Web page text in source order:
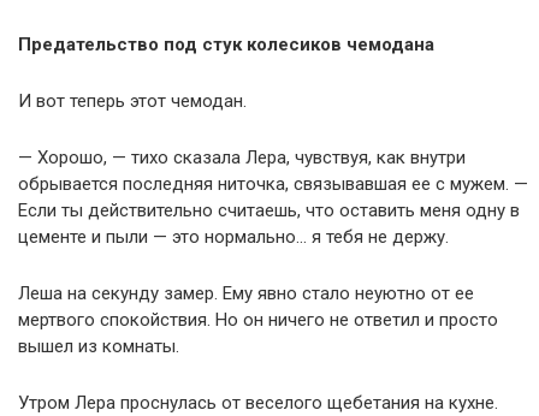
Предательство под стук колесиков чемодана
И вот теперь этот чемодан.
— Хорошо, — тихо сказала Лера, чувствуя, как внутри
обрывается последняя ниточка, связывавшая ее с мужем. —
Если ты действительно считаешь, что оставить меня одну в
цементе и пыли — это нормально… я тебя не держу.
Леша на секунду замер. Ему явно стало неуютно от ее
мертвого спокойствия. Но он ничего не ответил и просто
вышел из комнаты.
Утром Лера проснулась от веселого щебетания на кухне.